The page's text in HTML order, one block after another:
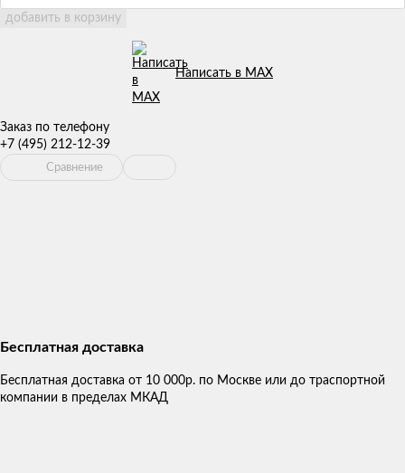
добавить в корзину
Написать в MAX
Заказ по телефону
+7 (495) 212-12-39
Сравнение
Бесплатная доставка
Бесплатная доставка от 10 000р. по Москве или до траспортной
компании в пределах МКАД